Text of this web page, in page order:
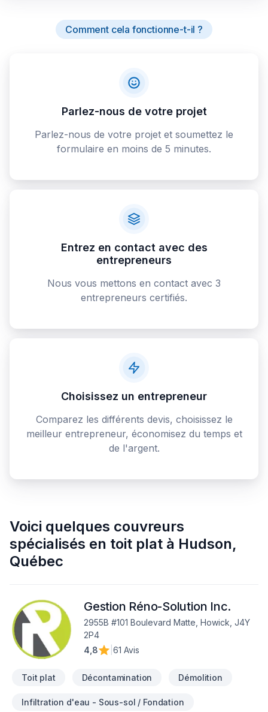
Comment cela fonctionne-t-il ?
Parlez-nous de votre projet
Parlez-nous de votre projet et soumettez le
formulaire en moins de 5 minutes.
Entrez en contact avec des
entrepreneurs
Nous vous mettons en contact avec 3
entrepreneurs certifiés.
Choisissez un entrepreneur
Comparez les différents devis, choisissez le
meilleur entrepreneur, économisez du temps et
de l'argent.
Voici quelques couvreurs
spécialisés en toit plat à Hudson,
Québec
Gestion Réno-Solution Inc.
2955B #101 Boulevard Matte, Howick, J4Y
2P4
4,8
61 Avis
Toit plat Décontamination Démolition
Infiltration d'eau - Sous-sol / Fondation